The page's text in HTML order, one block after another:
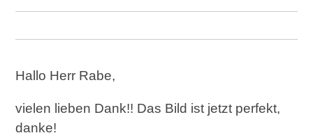
Hallo Herr Rabe,
vielen lieben Dank!! Das Bild ist jetzt perfekt,
danke!